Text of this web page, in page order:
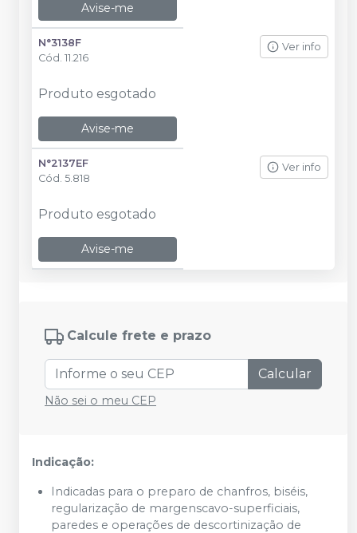
Avise-me
N°3138F
Cód. 11.216
Ver info
Produto esgotado
Avise-me
N°2137EF
Cód. 5.818
Ver info
Produto esgotado
Avise-me
Calcule frete e prazo
Calcular
Não sei o meu CEP
Indicação:
Indicadas para o preparo de chanfros, biséis,
regularização de margenscavo-superficiais,
paredes e operações de descortinização de